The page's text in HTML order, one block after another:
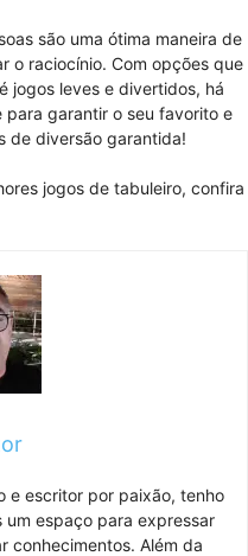
são uma ótima maneira de
o raciocínio. Com opções que
jogos leves e divertidos, há
garantir o seu favorito e
de diversão garantida!
jogos de tabuleiro, confira
e escritor por paixão, tenho
espaço para expressar
conhecimentos. Além da